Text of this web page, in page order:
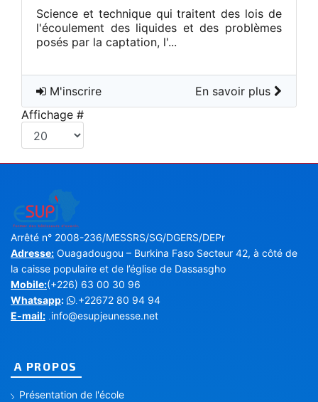
Science et technique qui traitent des lois de
l'écoulement des liquides et des problèmes
posés par la captation, l'...
M'inscrire
En savoir plus
Affichage #
Arrêté n° 2008-236/MESSRS/SG/DGERS/DEPr
Adresse: Ouagadougou – Burkina Faso Secteur 42, à côté de
la caisse populaire et de l’église de Dassasgho
Mobile:(+226) 63 00 30 96
Whatsapp:
+22672 80 94 94
E-mail: info@esupjeunesse.net
A PROPOS
Présentation de l'école